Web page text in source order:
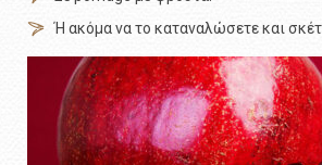
Ή ακόμα να το καταναλώσετε και